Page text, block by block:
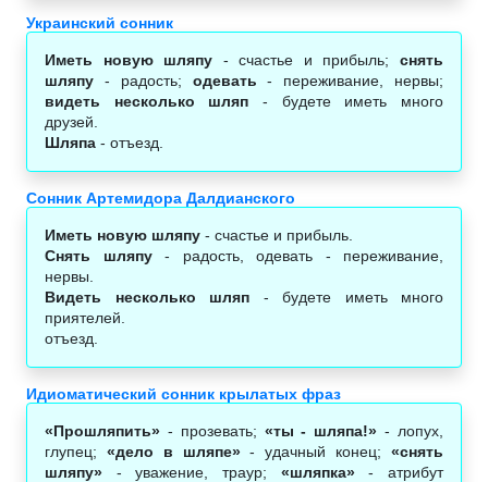
Украинский сонник
Иметь новую шляпу - счастье и прибыль;снять
шляпу - радость; одевать - переживание, нервы;
видеть несколько шляп - будете иметь много
друзей.
Шляпа - отъезд.
Сонник Артемидора Далдианского
Иметь новую шляпу - счастье и прибыль.
Снять шляпу- радость, одевать - переживание,
нервы.
Видеть несколько шляп - будете иметь много
приятелей.
отъезд.
Идиоматический сонник крылатых фраз
«Прошляпить» - прозевать; «ты - шляпа!» - лопух,
глупец; «дело в шляпе»- удачный конец;«снять
шляпу» - уважение, траур; «шляпка»- атрибут